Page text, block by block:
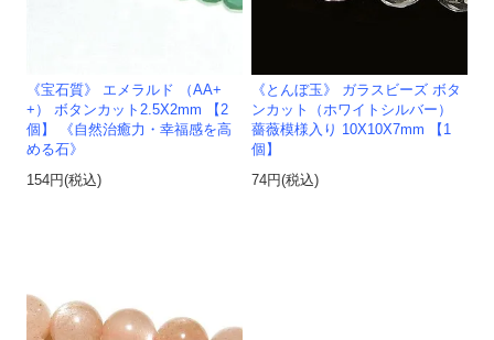
《宝石質》 エメラルド （AA+
+） ボタンカット2.5X2mm 【2
個】 《自然治癒力・幸福感を高
める石》
154円(税込)
《とんぼ玉》 ガラスビーズ ボタ
ンカット（ホワイトシルバー）
薔薇模様入り 10X10X7mm 【1
個】
74円(税込)